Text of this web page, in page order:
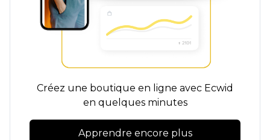
Créez une boutique en ligne avec Ecwid
en quelques minutes
Apprendre encore plus